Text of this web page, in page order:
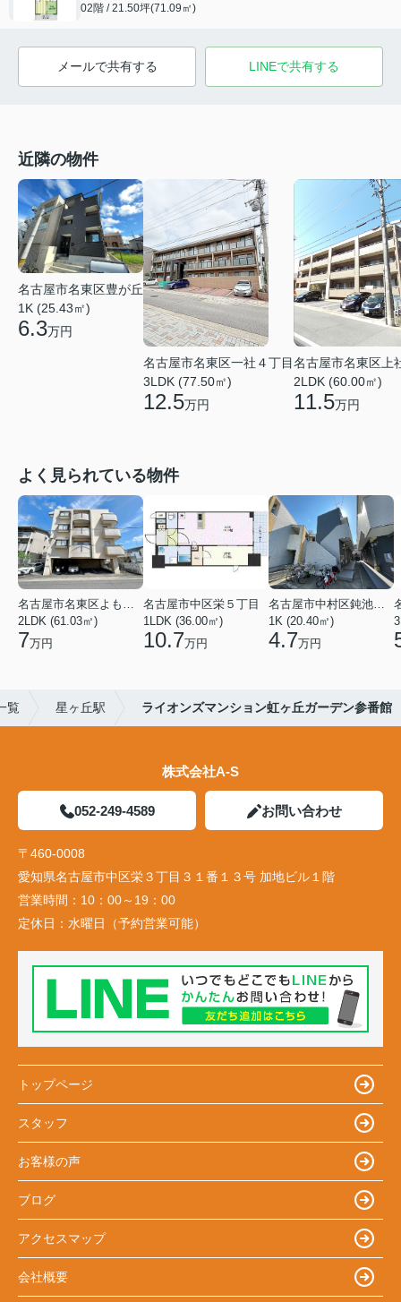
02階 / 21.50坪(71.09㎡)
メールで共有する LINEで共有する
近隣の物件
名古屋市名東区豊が丘
1K (25.43㎡)
6.3万円
名古屋市名東区一社４丁目
3LDK (77.50㎡)
12.5万円
名古屋市名東区上
2LDK (60.00㎡)
11.5万円
よく見られている物件
名古屋市名東区よもぎ台２丁目
2LDK (61.03㎡)
7万円
名古屋市中区栄５丁目
1LDK (36.00㎡)
10.7万円
名古屋市中村区鈍池町２丁目
1K (20.40㎡)
4.7万円
覧 星ヶ丘駅 ライオンズマンション虹ヶ丘ガーデン参番館
株式会社A-S
052-249-4589 お問い合わせ
〒460-0008
愛知県名古屋市中区栄３丁目３１番１３号 加地ビル１階
営業時間： 10：00～19：00
定休日： 水曜日（予約営業可能）
トップページ
スタッフ
お客様の声
ブログ
アクセスマップ
会社概要